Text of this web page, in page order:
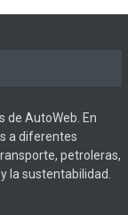
de AutoWeb. En
a diferentes
petroleras,
la sustentabilidad.